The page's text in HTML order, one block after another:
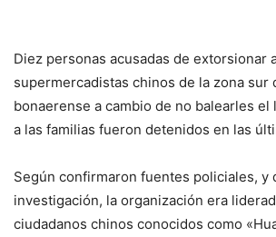
Diez personas acusadas de extorsionar
supermercadistas chinos de la zona sur
bonaerense a cambio de no balearles el
a las familias fueron detenidos en las
Según confirmaron fuentes policiales, y
investigación, la organización era
ciudadanos chinos conocidos como